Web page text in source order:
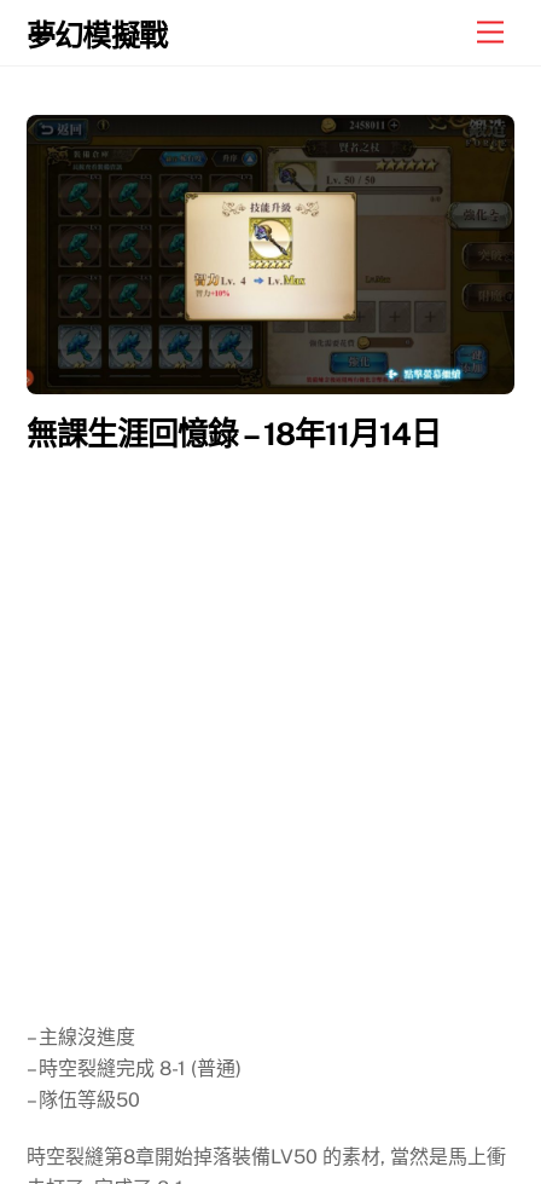
Skip
夢幻模擬戰
無課生涯回憶錄 – 18年11月14日
– 主線沒進度
– 時空裂縫完成 8-1 (普通)
– 隊伍等級50
時空裂縫第8章開始掉落裝備LV50 的素材, 當然是馬上衝